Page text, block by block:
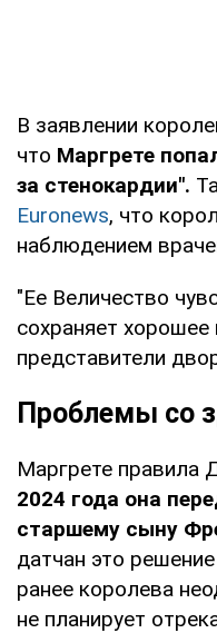
В заявлении
что Маргрете
за стенокардии".
Euronews, что
наблюдением
"Ее Величество
сохраняет хорошее
представители
Проблемы со
Маргрете правила
2024 года она
старшему сыну
датчан это
ранее королева
не планирует